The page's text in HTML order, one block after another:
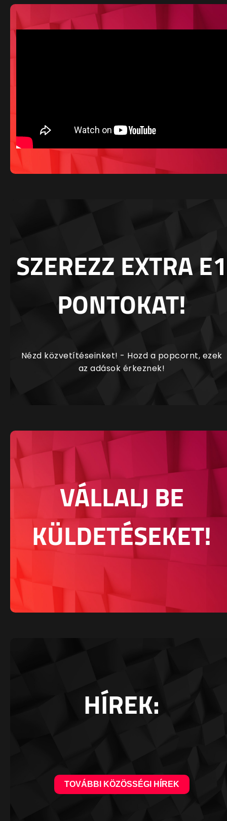
SZEREZZ EXTRA E1
PONTOKAT!
Nézd közvetítéseinket! - Hozd a popcornt, ezek
az adások érkeznek!
VÁLLALJ BE
KÜLDETÉSEKET!
HÍREK:
TOVÁBBI KÖZÖSSÉGI HÍREK